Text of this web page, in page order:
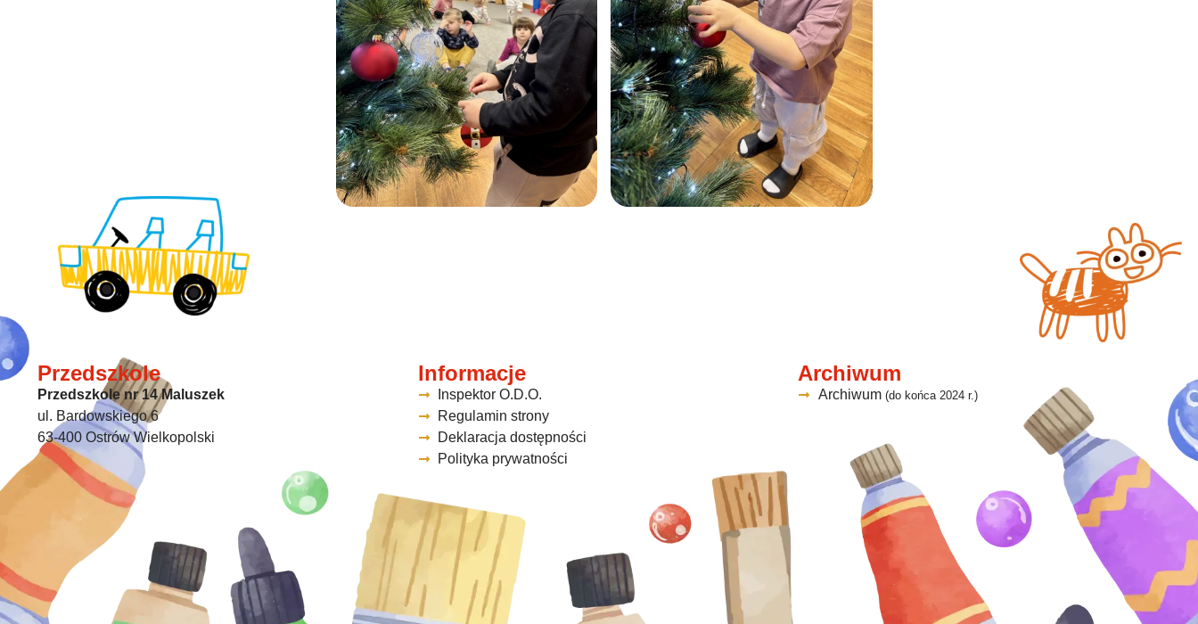
Przedszkole
Przedszkole nr 14 Maluszek
ul. Bardowskiego 6
63-400 Ostrów Wielkopolski
Informacje
Inspektor O.D.O.
Regulamin strony
Deklaracja dostępności
Polityka prywatności
Archiwum
Archiwum (do końca 2024 r.)